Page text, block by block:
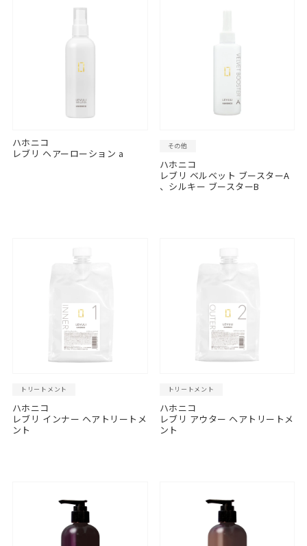
ハホニコ
レブリ ヘアーローション a
その他
ハホニコ
レブリ ベルベット ブースターA
、シルキー ブースターB
トリートメント
ハホニコ
レブリ インナー ヘアトリートメ
ント
トリートメント
ハホニコ
レブリ アウター ヘアトリートメ
ント